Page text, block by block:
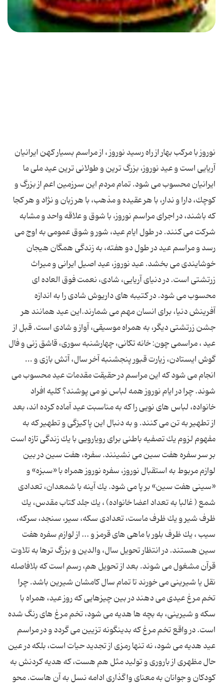
نوروز با مركب بهار از راه رسید نوروز ، از مراسم بسیار كهن ایرانیان
آریایی است و عید نوروز، بزرگ ترین و طولانی ترین عید ملی ما
ایرانیان محسوب می شود. تمام مردم این سرزمین اعم از بزرگ و
كوچك، دارا و ندار، با هر عقیده و مذهب، با هر زبان و نژاد و هر كجا
كه باشند، در اجرای مراسم نوروز، با شوق و علاقه واحد و مشابه
شركت می كنند. در طول ایام عید، شور و شوق عمومی به اوج می
رسد و مراسم عید در طول دو هفته، به زندگی همگان هیجان
خوشایندی می بخشد. عید نوروز، عید اصیل ایرانی و میراث
زرتشتی است. در دنیای آریایی، شادی، نعمت فوق العاده ای
محسوب می شود. در كتیبه های داریوش شادی را به اندازه
آفرینش دنیا، برای انسان مهم می شمارند.این عید همانند هر
جشن زرتشتی دیگر، به همراه موسیقی، آواز و شادی است. قبل از
عید ، مراسمی چون: خانه تكانی، چهارشنبه سوری، قاشق زنی و فال
گوش ایستادن، زیارت قبور پنجشنبه آخر سال، آتش بازی و ...
انجام می شود كه این مراسم در حقیقت مقدمات عید محسوب می
شوند. چرا در ایام نوروز همه لباس نو می پوشند؟ كلیه افراد
خانواده، لباس های نویی را كه به مناسبت عید آماده كرده اند، بعد
از تطهیر به تن می كنند. و به دنبال این پاكیزگی و تطهیر كه به
مفهوم لزوم یك تصفیه باطنی برای رویارویی با یك زندگی تازه است
بر سر سفره هفت سین می نشینند. سفره، هفت سین در بین
لوازم مربوط به استقبال نوروز، سفره نوروز همراه با «سبزه» و
«سینی هفت سین» بر پا می شود. یك آینه با شمعدان، تعدادی
شمع ( غالبا به تعداد اعضا خانواده) ، یك جلد كتاب مقدس، یك
ظرف شیر و یك ظرف ماست، تعدادی سكه، سیر، سنجد، سركه،
سیب ، یك ظرف بلور با ماهی های قرمز و ... از لوازم سفره هفت
سین هستند. در انتظار تحویل سال، والدین و بزرگ ترها به تلاوت
قرآن مشغول می شوند. بعد از تحویل هم، رسم است كه بلافاصله
نقل یا شیرینی می خورند تا تمام سال كامشان شیرین باشد. چرا
تخم مرغ عیدی می دهند در بین چیزهایی كه روز عید، همراه با
سكه و شیرینی، به بچه ها هدیه می شود، تخم مرغ های رنگ شده
است. در واقع تخم مرغ كه بدینگونه تزیین می گردد و در مراسم
عید هدیه می شود، نه تنها رمزی از تجدید حیات است، بلكه در عین
حال مظهری از باروری و تولید مثل هم هست، كه هدیه كردنش به
كودكان و جوانان به معنای واگذاری ادامه نسل به آن هاست. محو